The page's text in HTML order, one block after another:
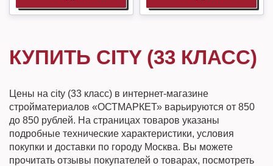
КУПИТЬ CITY (33 КЛАСС)
Цены на city (33 класс) в интернет-магазине
стройматериалов «ОСТМАРКЕТ» варьируются от 850
до 850 рублей. На страницах товаров указаны
подробные технические характеристики, условия
покупки и доставки по городу Москва. Вы можете
прочитать отзывы покупателей о товарах, посмотреть